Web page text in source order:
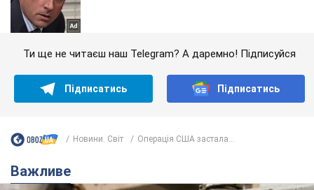
Ти ще не читаєш наш Telegram? А даремно! Підписуйся
Підписатись Підписатись
Новини. Світ Операція США застала...
Важливе